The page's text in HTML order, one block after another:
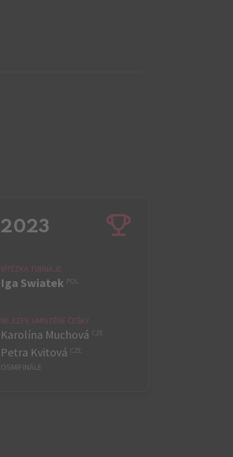
2023
VÍTĚZKA TURNAJE
Iga Swiatek POL
NEJLÉPE UMÍSTĚNÉ ČEŠKY
Karolína Muchová CZE
Petra Kvitová CZE
OSMIFINÁLE